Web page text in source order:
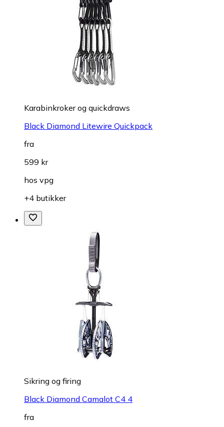
Karabinkroker og quickdraws
Black Diamond Litewire Quickpack
fra
599 kr
hos vpg
+4 butikker
Sikring og firing
Black Diamond Camalot C4 4
fra